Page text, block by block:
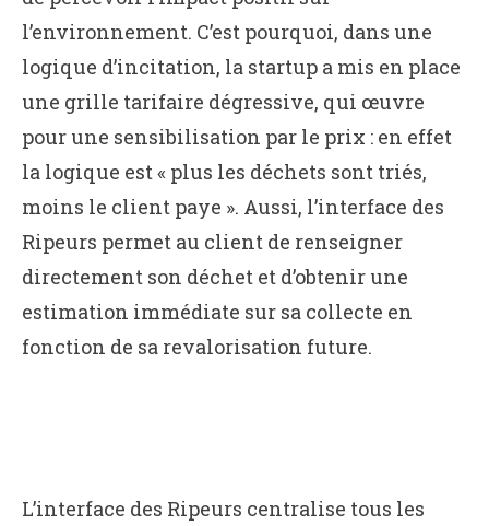
l’environnement. C’est pourquoi, dans une
logique d’incitation, la startup a mis en place
une grille tarifaire dégressive, qui œuvre
pour une sensibilisation par le prix : en effet
la logique est « plus les déchets sont triés,
moins le client paye ». Aussi, l’interface des
Ripeurs permet au client de renseigner
directement son déchet et d’obtenir une
estimation immédiate sur sa collecte en
fonction de sa revalorisation future.
L’interface des Ripeurs centralise tous les